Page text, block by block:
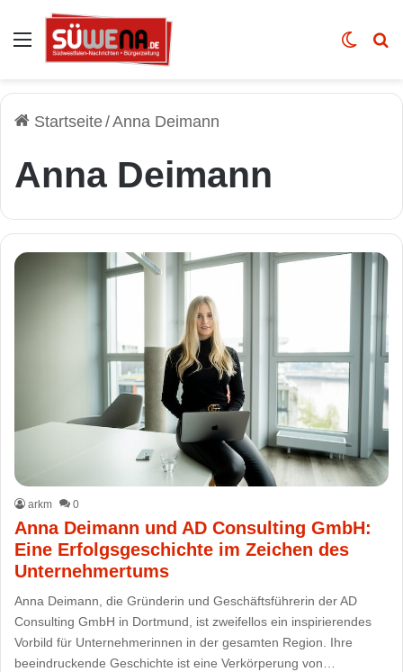
Auswahl Skin
Startseite/Anna Deimann
Anna Deimann
arkm 0
Anna Deimann und AD Consulting GmbH:
Eine Erfolgsgeschichte im Zeichen des
Unternehmertums
Anna Deimann, die Gründerin und Geschäftsführerin der AD
Consulting GmbH in Dortmund, ist zweifellos ein inspirierendes
Vorbild für Unternehmerinnen in der gesamten Region. Ihre
beeindruckende Geschichte ist eine Verkörperung von…